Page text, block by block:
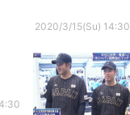
2020/3/15(Su) 14:30